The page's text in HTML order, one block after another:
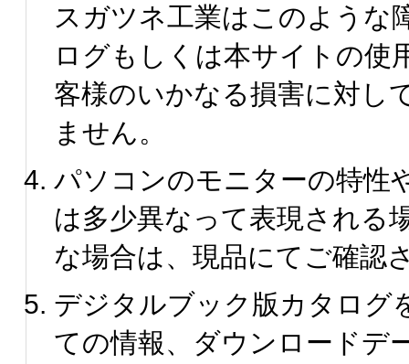
スガツネ工業はこのような
ログもしくは本サイトの使
客様のいかなる損害に対し
ません。
パソコンのモニターの特性
は多少異なって表現される
な場合は、現品にてご確認
デジタルブック版カタログ
ての情報、ダウンロードデ